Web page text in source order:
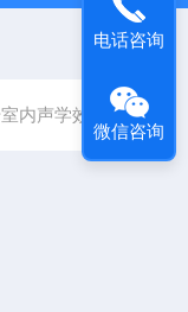
内声学效果
电话咨询
微信咨询